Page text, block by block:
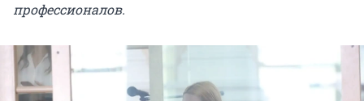
профессионалов.